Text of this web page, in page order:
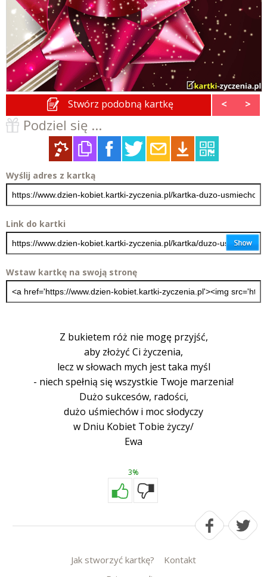
Stwórz podobną kartkę < >
Podziel się ...
Wyślij adres z kartką
Link do kartki
Wstaw kartkę na swoją stronę
Z bukietem róż nie mogę przyjść,
aby złożyć Ci życzenia,
lecz w słowach mych jest taka myśl
- niech spełnią się wszystkie Twoje marzenia!
Dużo sukcesów, radości,
dużo uśmiechów i moc słodyczy
w Dniu Kobiet Tobie życzy/
Ewa
3%
Jak stworzyć kartkę?
Kontakt